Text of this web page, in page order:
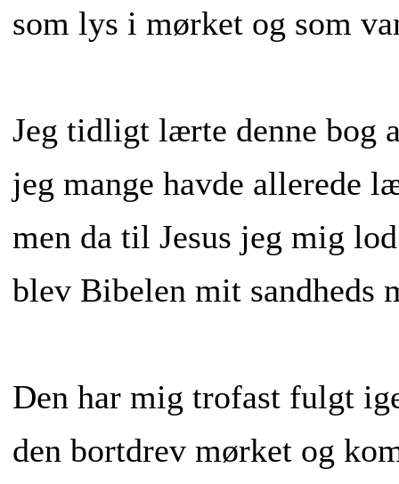
som lys i mørket og som
Jeg tidligt lærte denne bog
jeg mange havde allerede
men da til Jesus jeg mig
blev Bibelen mit sandheds
Den har mig trofast fulgt
den bortdrev mørket og